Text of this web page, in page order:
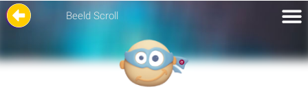
Beeld Scroll